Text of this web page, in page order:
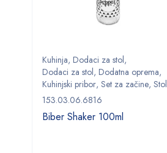
Kuhinja, Dodaci za stol,
Dodaci za stol, Dodatna oprema,
Kuhinjski pribor, Set za začine, Stol
153.03.06.6816
Biber Shaker 100ml